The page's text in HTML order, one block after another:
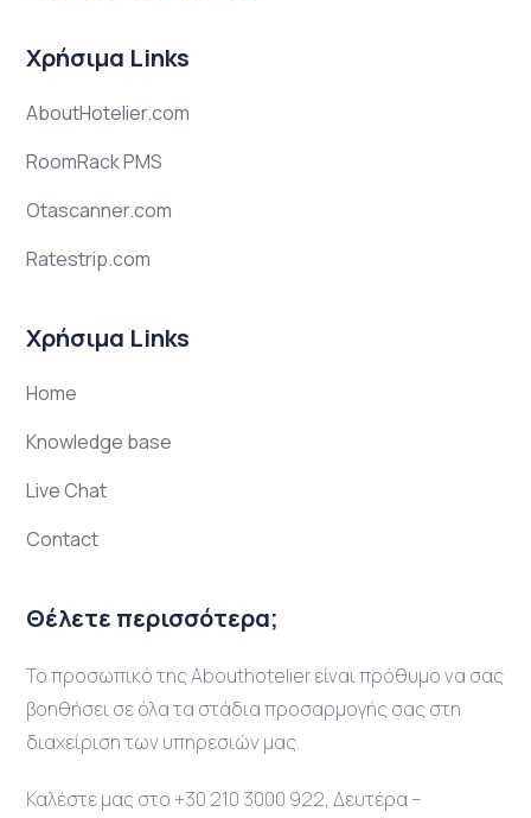
Χρήσιμα Links
AboutHotelier.com
RoomRack PMS
Otascanner.com
Ratestrip.com
Χρήσιμα Links
Home
Knowledge base
Live Chat
Contact
Θέλετε περισσότερα;
Το προσωπικό της Abouthotelier είναι πρόθυμο να σας
βοηθήσει σε όλα τα στάδια προσαρμογής σας στη
διαχείριση των υπηρεσιών μας.
Καλέστε μας στο +30 210 3000 922, Δευτέρα –